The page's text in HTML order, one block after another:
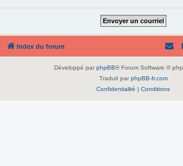
Index du forum
Développé par phpBB® Forum Software ©
Traduit par phpBB-fr.com
Confidentialité | Conditions